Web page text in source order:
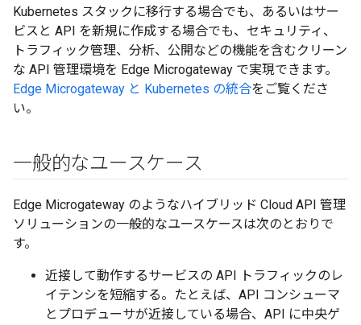
Kubernetes スタックに移行する場合でも、あるいはサー
ビスと API を新規に作成する場合でも、セキュリティ、
トラフィック管理、分析、公開などの機能を含むクリーン
な API 管理環境を Edge Microgateway で実現できます。
Edge Microgateway と Kubernetes の統合をご覧くださ
い。
一般的なユースケース
Edge Microgateway のようなハイブリッド Cloud API 管理
ソリューションの一般的なユースケースは次のとおりで
す。
近接して動作するサービスの API トラフィックのレ
イテンシを短縮する。たとえば、API コンシューマ
とプロデューサが近接している場合、API に中央ゲ